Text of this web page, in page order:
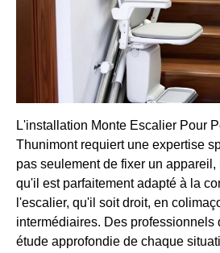
L'installation Monte Escalier Pour
Thunimont requiert une expertise
pas seulement de fixer un
qu'il est parfaitement adapté à la
l'escalier, qu'il soit droit, en
intermédiaires. Des
étude approfondie de chaque